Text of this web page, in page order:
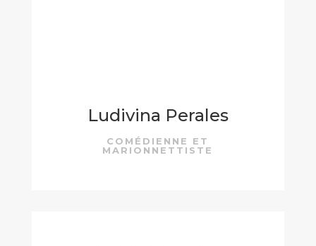
Ludivina Perales
COMÉDIENNE ET
MARIONNETTISTE